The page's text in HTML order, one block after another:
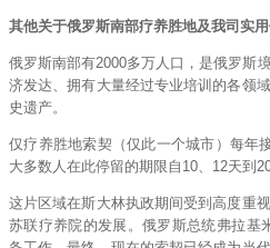
其他关于俄罗斯南部疗养胜地及我司实
俄罗斯南部有2000多万人口，是俄罗斯
济发达、拥有大量经过专业培训的各领
史遗产。
仅疗养胜地索契（仅此一个城市）每年
大多数人在此停留的期限自 10 12天到
这片区域在斯大林执政期间受到高度重
苏联疗养院的发展。俄罗斯总统弗拉基